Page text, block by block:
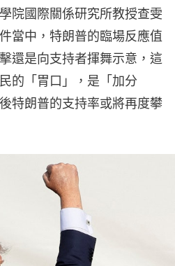
院國際關係研究所教授查雯
當中，特朗普的臨場反應值
還是向支持者揮舞示意，這
的「胃口」，是「加分
特朗普的支持率或將再度攀